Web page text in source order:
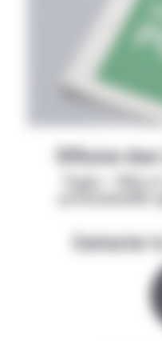
Diffusion
Papier + Web
Contacter